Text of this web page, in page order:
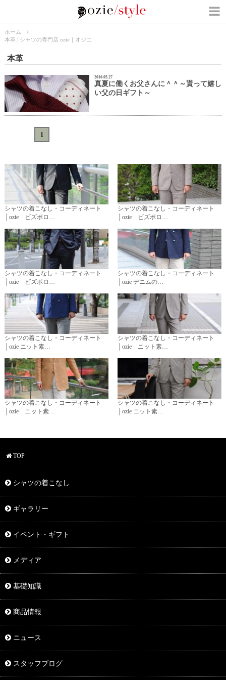
ホーム
本革 | シャツの専門店 ozie｜オジエ
本革
2016.05.27
真夏に働くお父さんに＾＾～貰って嬉し
い父の日ギフト～
1
シャツの着こなし・コーディネート
│ozie ビズポロ…
シャツの着こなし・コーディネート
│ozie ビズポロ…
シャツの着こなし・コーディネート
│ozie ビズポロ…
シャツの着こなし・コーディネート
│ozie デニムの…
シャツの着こなし・コーディネート
│ozie ニット素…
シャツの着こなし・コーディネート
│ozie ニット素…
シャツの着こなし・コーディネート
│ozie ニット素…
シャツの着こなし・コーディネート
│ozie ニット素…
TOP
シャツの着こなし
ギャラリー
イベント・ギフト
メディア
基礎知識
商品情報
ニュース
スタッフブログ